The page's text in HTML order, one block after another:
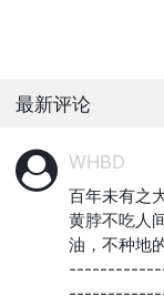
最新评论
WHBD
百年未有之
黄脖不吃人
油，不种地